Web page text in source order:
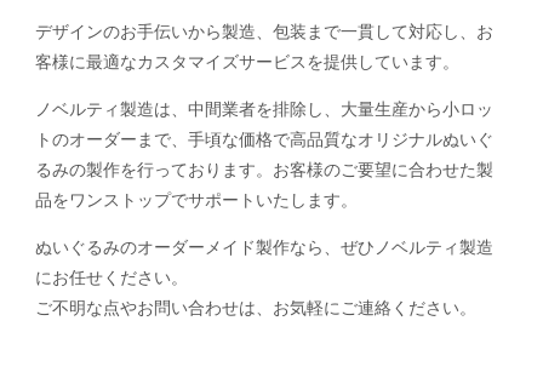
デザインのお手伝いから製造、包装まで一貫して対応し、お
客様に最適なカスタマイズサービスを提供しています。
ノベルティ製造は、中間業者を排除し、大量生産から小ロッ
トのオーダーまで、手頃な価格で高品質なオリジナルぬいぐ
るみの製作を行っております。お客様のご要望に合わせた製
品をワンストップでサポートいたします。
ぬいぐるみのオーダーメイド製作なら、ぜひノベルティ製造
にお任せください。
ご不明な点やお問い合わせは、お気軽にご連絡ください。